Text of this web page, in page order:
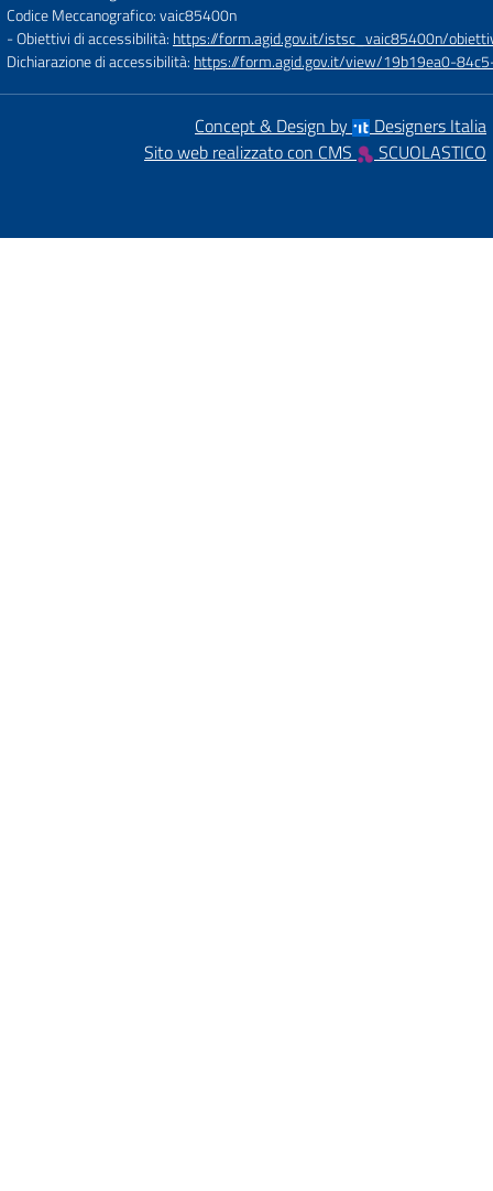
Codice Meccanografico: vaic85400n
- Obiettivi di accessibilità: https://form.agid.gov.it/istsc_vaic85400n/
Dichiarazione di accessibilità: https://form.agid.gov.it/view/19b19ea0-
Concept & Design by
Designers Italia
Sito web realizzato con CMS
SCUOLASTICO